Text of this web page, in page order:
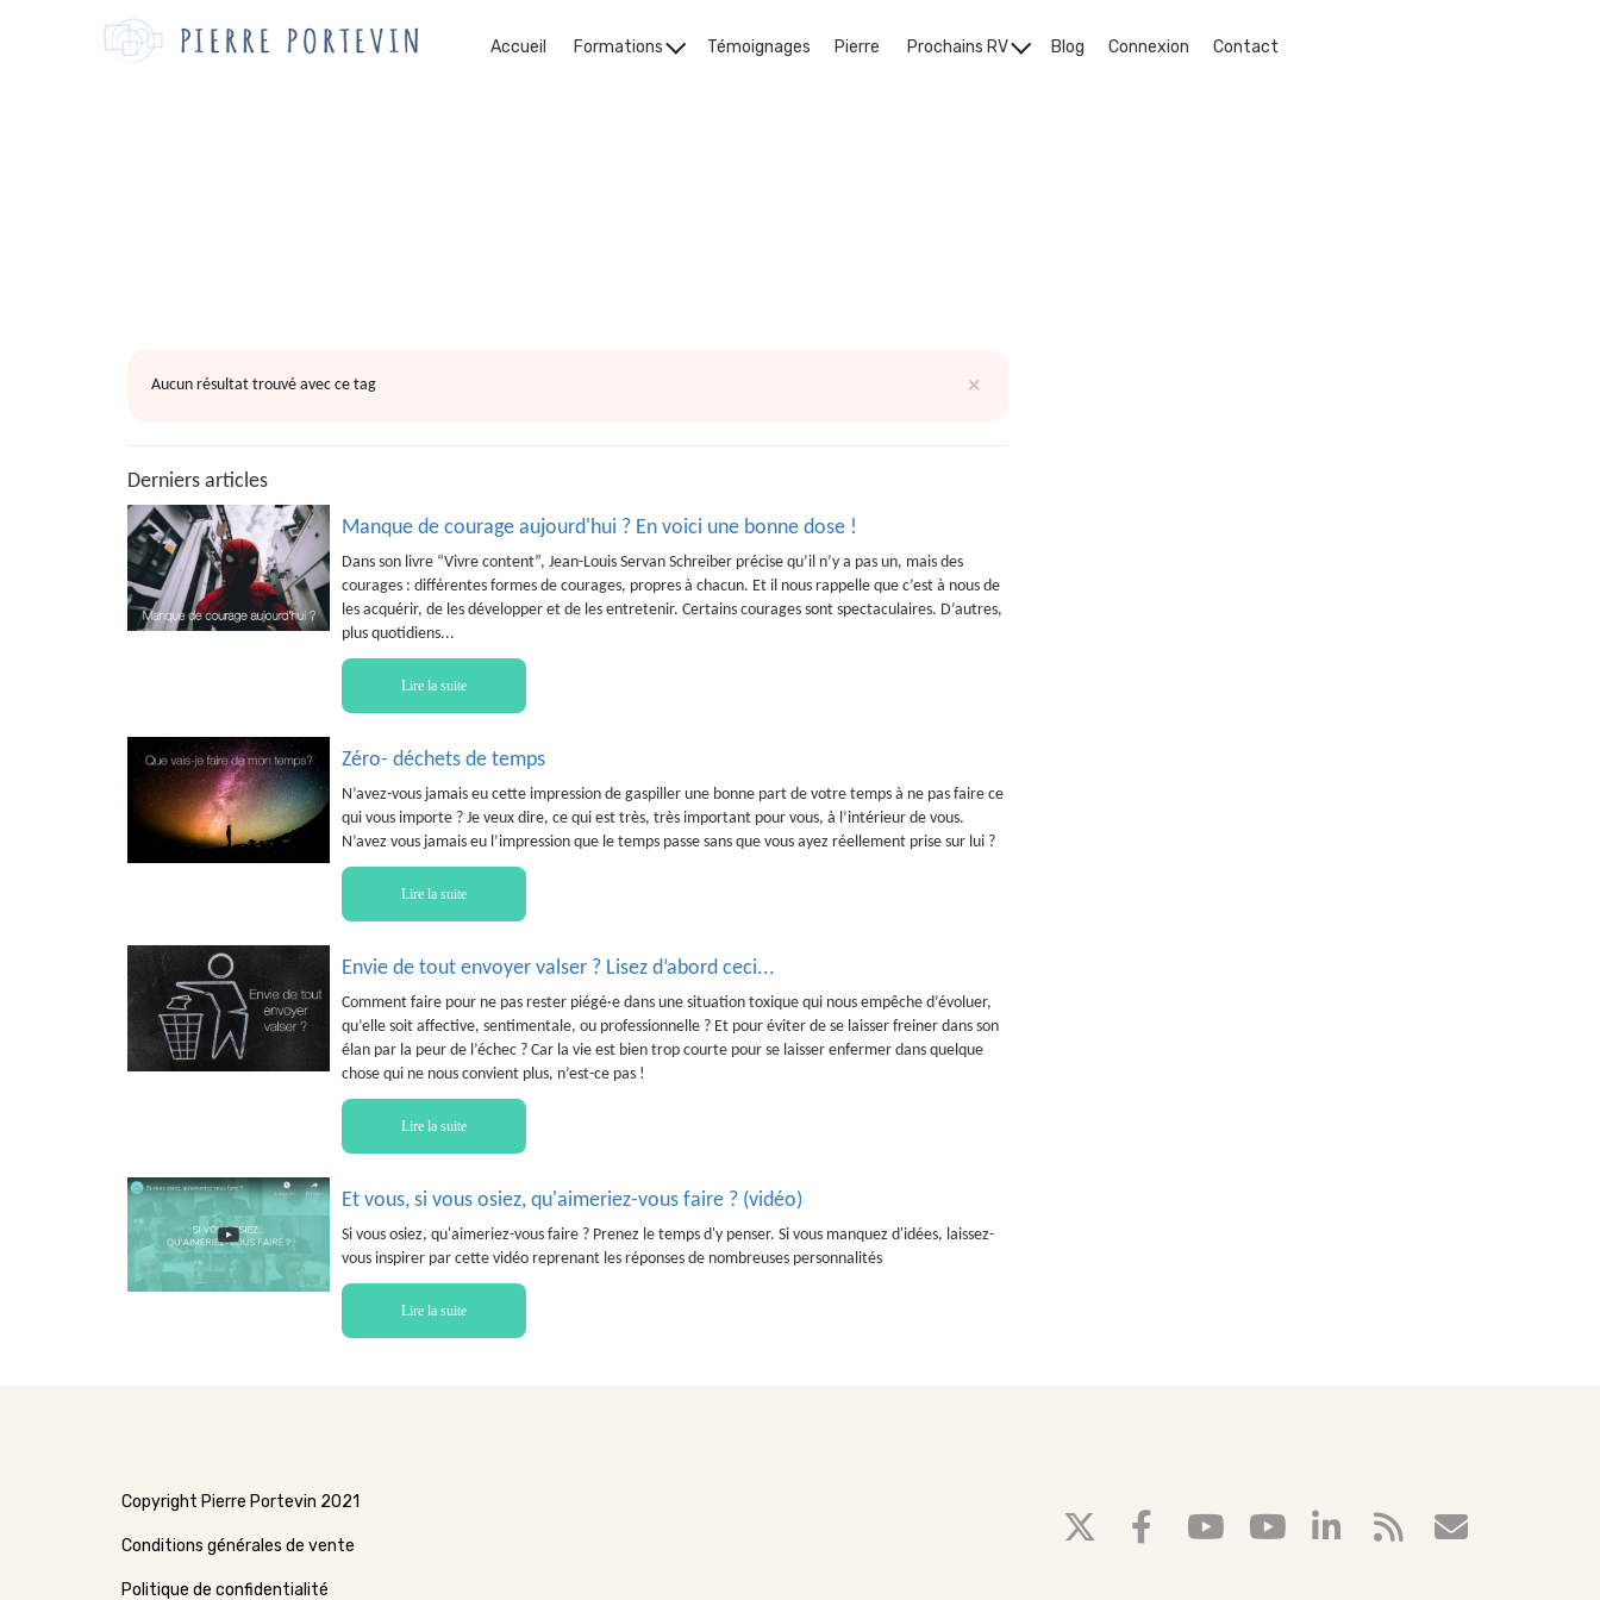
Accueil Formations Témoignages Pierre Prochains RV Blog Connexion Contact
×
Aucun résultat trouvé avec ce tag
Derniers articles
Manque de courage aujourd'hui ? En voici une bonne dose !
Dans son livre “Vivre content”, Jean-Louis Servan Schreiber précise qu’il n’y a pas un, mais des
courages : différentes formes de courages, propres à chacun. Et il nous rappelle que c’est à nous de
les acquérir, de les développer et de les entretenir. Certains courages sont spectaculaires. D’autres,
plus quotidiens...
Lire la suite
Zéro- déchets de temps
N’avez-vous jamais eu cette impression de gaspiller une bonne part de votre temps à ne pas faire ce
qui vous importe ? Je veux dire, ce qui est très, très important pour vous, à l’intérieur de vous.
N’avez vous jamais eu l’impression que le temps passe sans que vous ayez réellement prise sur lui ?
Lire la suite
Envie de tout envoyer valser ? Lisez d’abord ceci...
Comment faire pour ne pas rester piégé·e dans une situation toxique qui nous empêche d’évoluer,
qu’elle soit affective, sentimentale, ou professionnelle ? Et pour éviter de se laisser freiner dans son
élan par la peur de l’échec ? Car la vie est bien trop courte pour se laisser enfermer dans quelque
chose qui ne nous convient plus, n’est-ce pas !
Lire la suite
Et vous, si vous osiez, qu'aimeriez-vous faire ? (vidéo)
Si vous osiez, qu'aimeriez-vous faire ? Prenez le temps d'y penser. Si vous manquez d'idées, laissez-
vous inspirer par cette vidéo reprenant les réponses de nombreuses personnalités
Lire la suite
Copyright Pierre Portevin 2021
Conditions générales de vente
Politique de confidentialité